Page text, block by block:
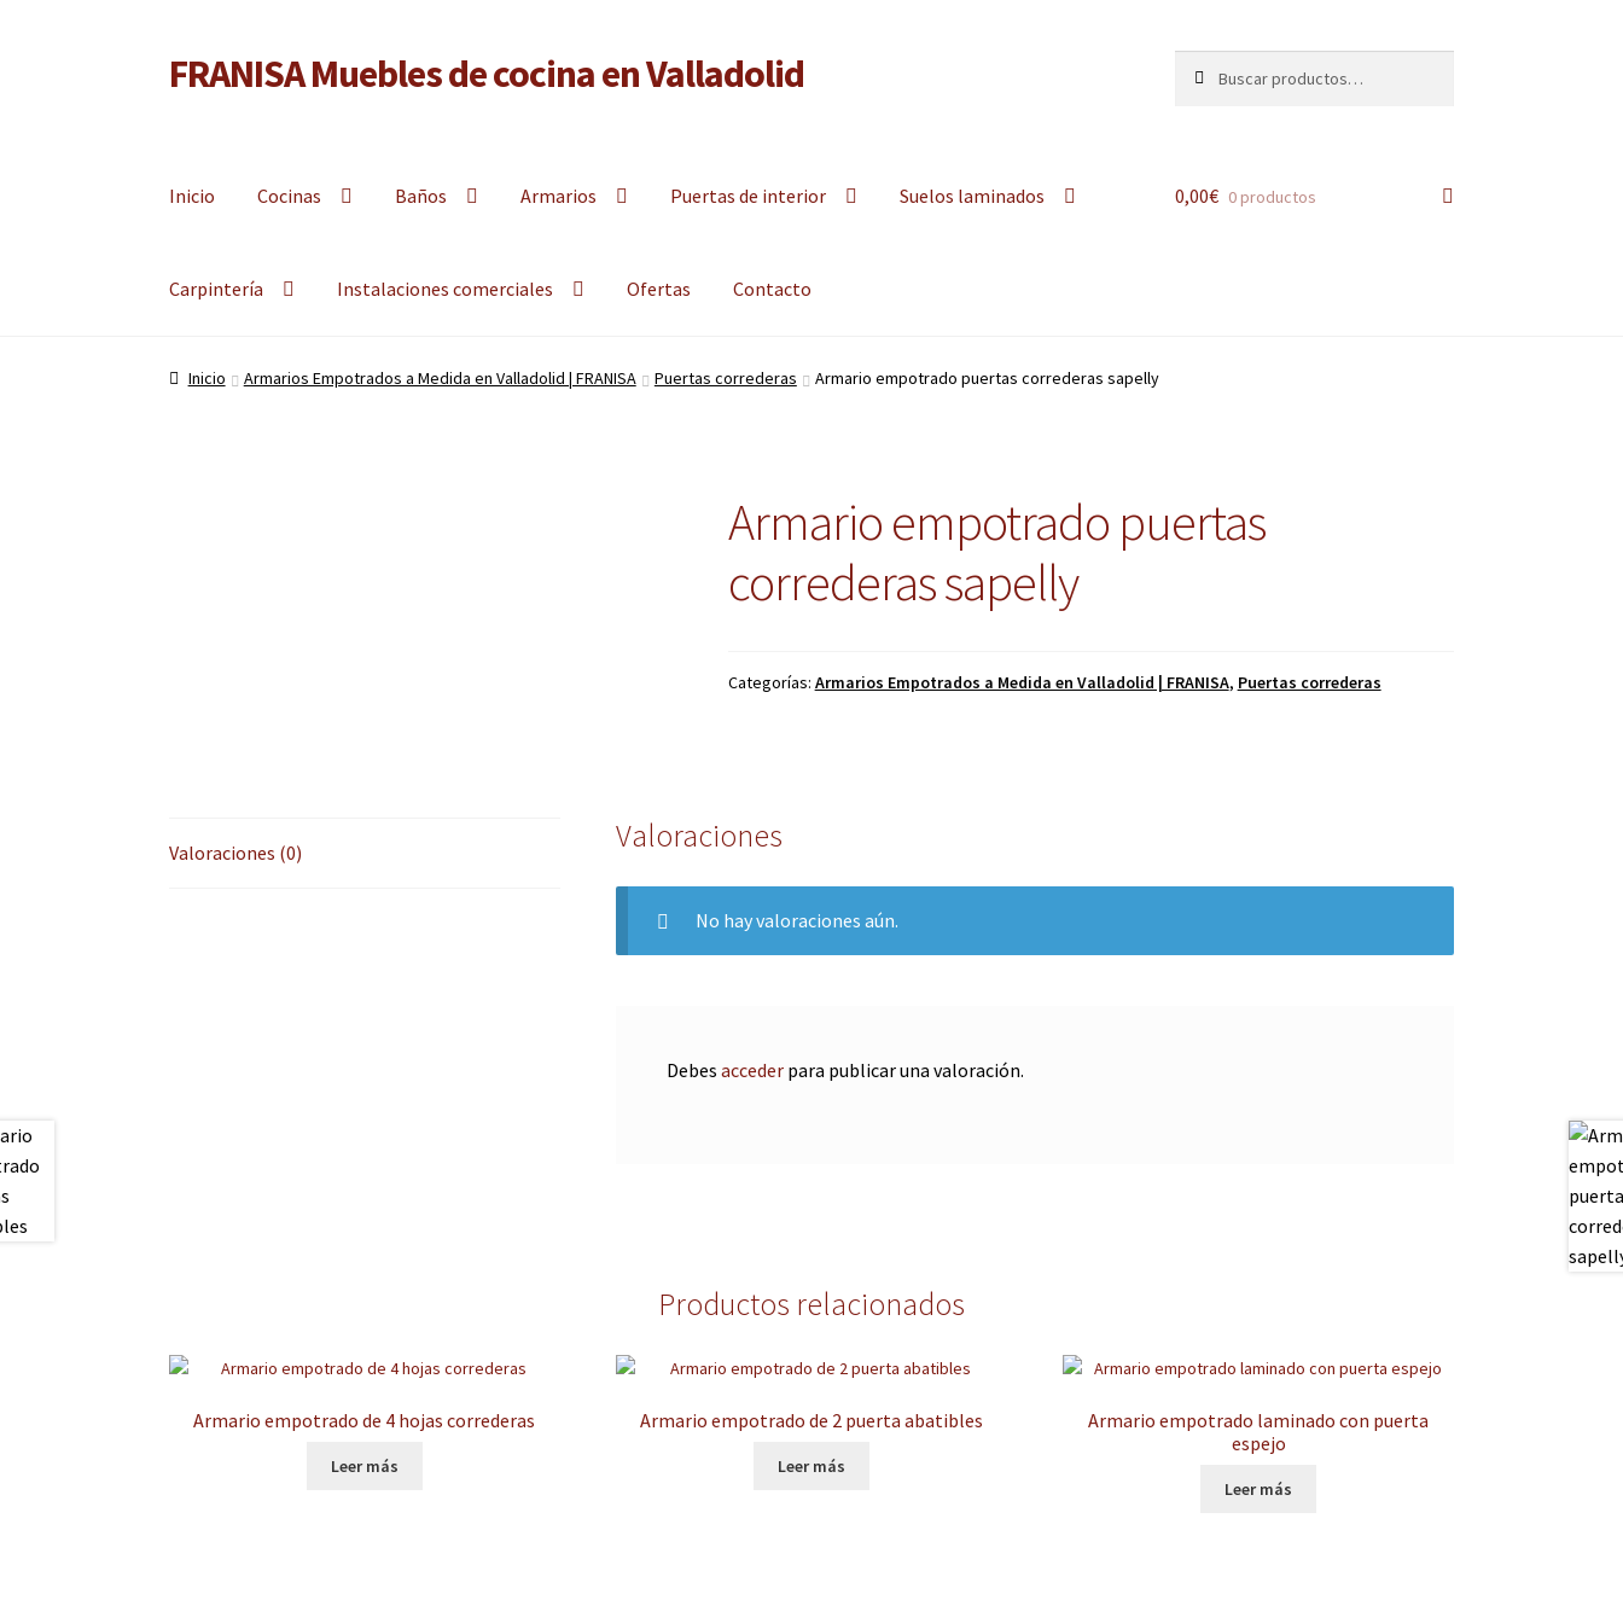
Ir
a
Ir
al
FRANISA Muebles de cocina en Valladolid
por:
Inicio Cocinas Baños Armarios Puertas de interior Suelos laminados
Carpintería Instalaciones comerciales Ofertas Contacto
0,00€ 0 productos
Inicio Armarios Empotrados a Medida en Valladolid | FRANISA Puertas correderas Armario empotrado puertas correderas sapelly
Armario empotrado puertas
correderas sapelly
Categorías: Armarios Empotrados a Medida en Valladolid | FRANISA, Puertas correderas
Valoraciones (0) Valoraciones
No hay valoraciones aún.
Debes accederpara publicar una valoración.
Productos relacionados
Armario empotrado de 4 hojas correderas
Leer más
Armario empotrado de 2 puerta abatibles
Leer más
Armario empotrado laminado con puerta
espejo
Leer más